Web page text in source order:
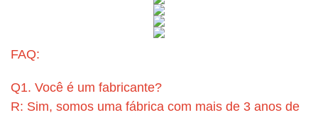
FAQ:
Q1. Você é um fabricante?
R: Sim, somos uma fábrica com mais de 3 anos de